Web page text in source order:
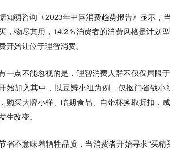
知萌咨询《2023年中国消费趋势报告》显示，
，物尽其用，14.2％消费者的消费风格是计划
开始让位于理智消费。
一点不能忽视的是，理智消费人群不仅仅局限
始加入其中，以豆瓣小组为例，仅抠门省钱
购买大牌小样、临期食品、自带杯换取折扣，
生改变。
省不意味着牺牲品质，当消费者开始寻求“买精